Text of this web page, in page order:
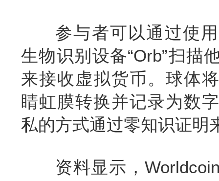
参与者可以通过使
生物识别设备“Orb”扫描
来接收虚拟货币。球体
睛虹膜转换并记录为数
私的方式通过零知识证明
资料显示，